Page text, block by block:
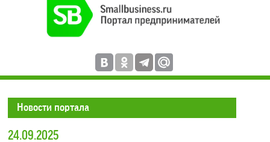
Новости портала
24.09.2025